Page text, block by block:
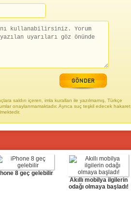
saldırı içeren, imla kuralları ile yazılmamış, Türkçe
onaylanmamaktadır. Ayrıca suç teşkil edecek hakaret
8 geç gelebilir
Akıllı mobilya ilgilerin
odağı olmaya başladı!